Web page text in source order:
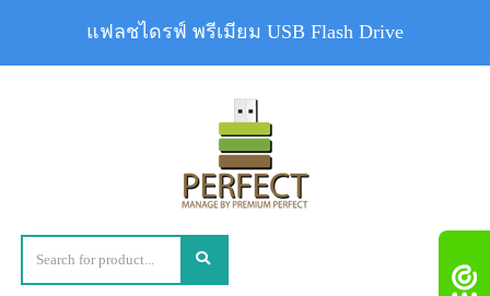
แฟลชไดรฟ์ พรีเมียม USB Flash Drive